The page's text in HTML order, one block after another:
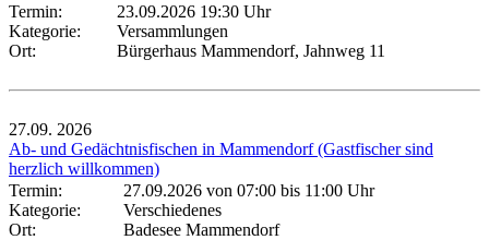
Termin:
23.09.2026 19:30 Uhr
Kategorie:
Versammlungen
Ort:
Bürgerhaus Mammendorf, Jahnweg 11
27.09. 2026
Ab- und Gedächtnisfischen in Mammendorf (Gastfischer sind
herzlich willkommen)
Termin:
27.09.2026 von 07:00 bis 11:00 Uhr
Kategorie:
Verschiedenes
Ort:
Badesee Mammendorf